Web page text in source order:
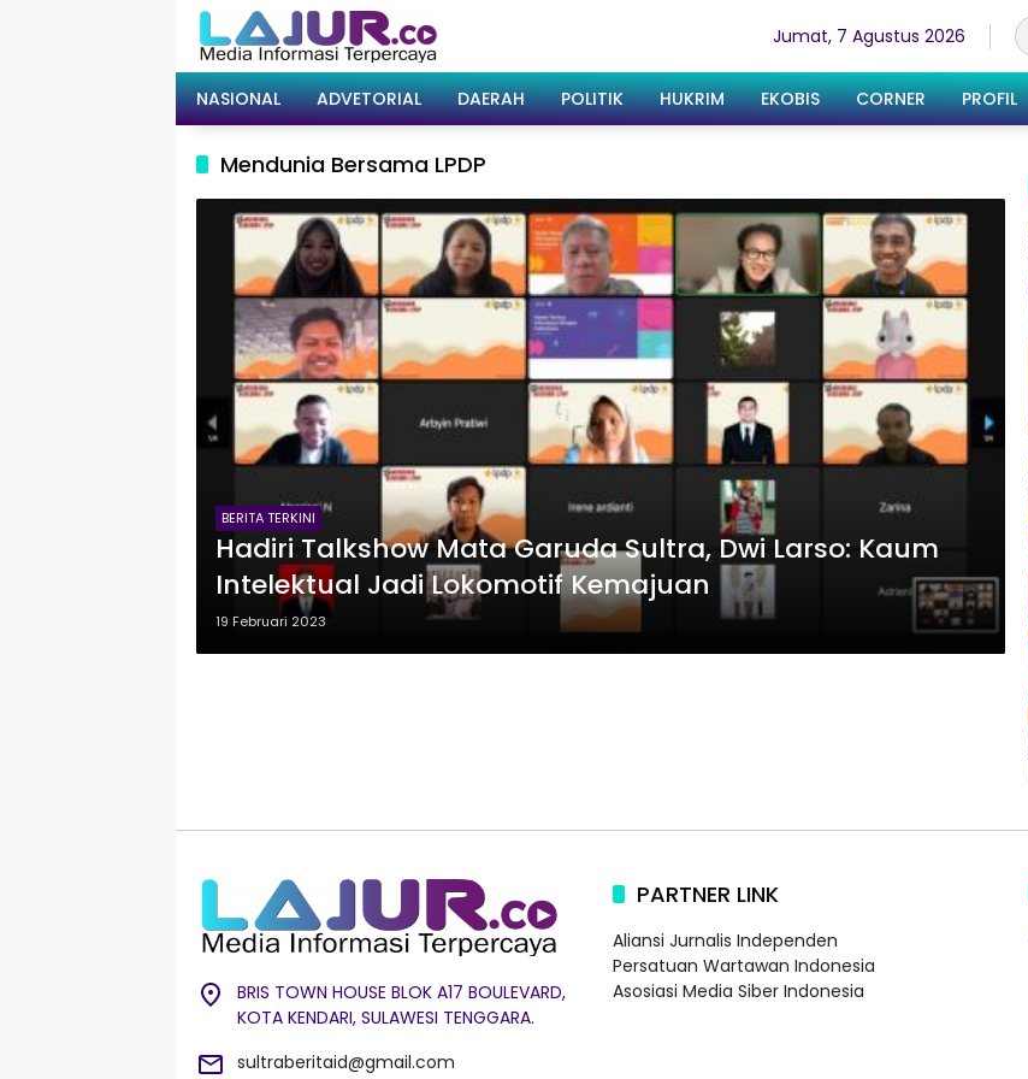
Jumat, 7 Agustus 2026
NASIONAL ADVETORIAL DAERAH POLITIK HUKRIM EKOBIS CORNER PROFIL
Mendunia Bersama LPDP
BERITA TERKINI
Hadiri Talkshow Mata Garuda Sultra, Dwi Larso: Kaum
Intelektual Jadi Lokomotif Kemajuan
19 Februari 2023
BRIS TOWN HOUSE BLOK A17 BOULEVARD,
KOTA KENDARI, SULAWESI TENGGARA.
sultraberitaid@gmail.com
PARTNER LINK
Aliansi Jurnalis Independen
Persatuan Wartawan Indonesia
Asosiasi Media Siber Indonesia